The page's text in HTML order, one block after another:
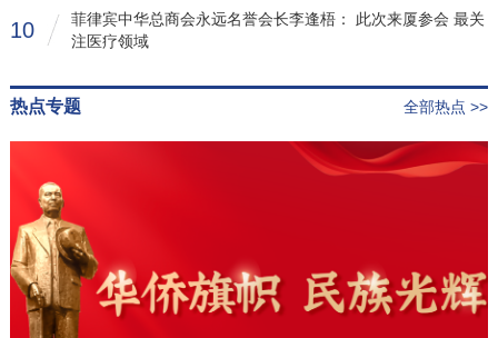
10
菲律宾中华总商会永远名誉会长李逢梧： 此次来厦参会 最关
注医疗领域
热点专题 全部热点 >>